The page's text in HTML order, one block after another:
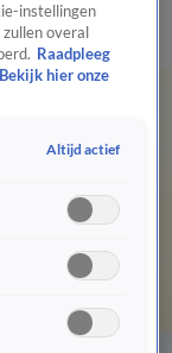
ShopUitzending
instellingen
overal
Raadpleeg
Bekijk hier onze
Altijd actief